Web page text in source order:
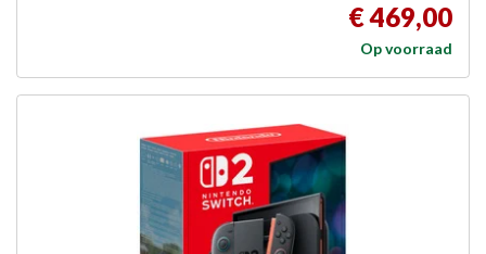
€ 469,00
Op voorraad